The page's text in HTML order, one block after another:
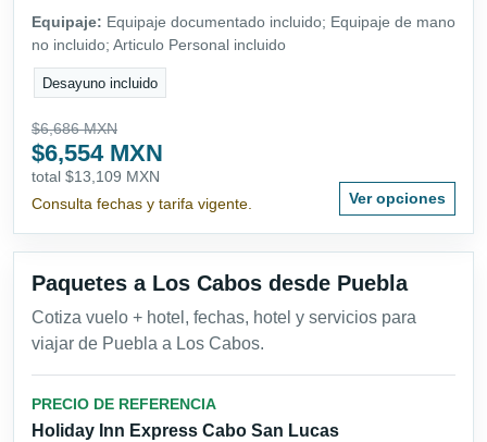
Equipaje: Equipaje documentado incluido; Equipaje de mano
no incluido; Articulo Personal incluido
Desayuno incluido
$6,686 MXN
$6,554 MXN
total $13,109 MXN
Consulta fechas y tarifa vigente.
Ver opciones
Paquetes a Los Cabos desde Puebla
Cotiza vuelo + hotel, fechas, hotel y servicios para
viajar de Puebla a Los Cabos.
PRECIO DE REFERENCIA
Holiday Inn Express Cabo San Lucas